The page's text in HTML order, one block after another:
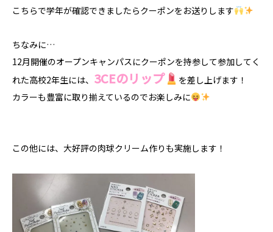
こちらで学年が確認できましたらクーポンをお送りします
ちなみに…
12月開催のオープンキャンパスにクーポンを持参して参加してく
れた高校2年生には、 3CEのリップ
を差し上げます！
カラーも豊富に取り揃えているのでお楽しみに
この他には、大好評の肉球クリーム作りも実施します！